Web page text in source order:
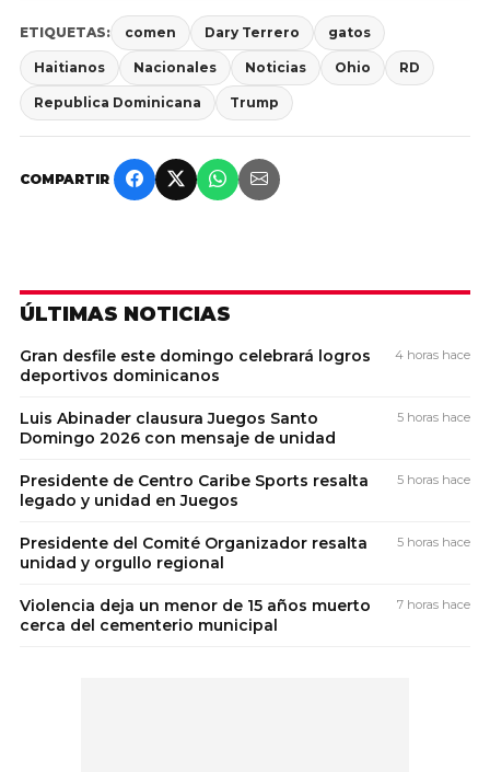
ETIQUETAS: comen Dary Terrero gatos
Haitianos Nacionales Noticias Ohio RD
Republica Dominicana Trump
COMPARTIR
ÚLTIMAS NOTICIAS
Gran desfile este domingo celebrará logros
deportivos dominicanos
4 horas hace
Luis Abinader clausura Juegos Santo
Domingo 2026 con mensaje de unidad
5 horas hace
Presidente de Centro Caribe Sports resalta
legado y unidad en Juegos
5 horas hace
Presidente del Comité Organizador resalta
unidad y orgullo regional
5 horas hace
Violencia deja un menor de 15 años muerto
cerca del cementerio municipal
7 horas hace